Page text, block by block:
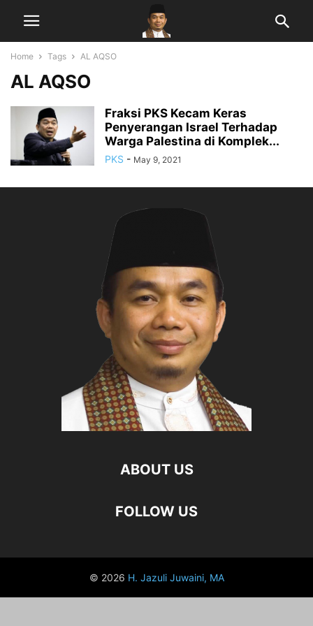
Home Tags AL AQSO
AL AQSO
Fraksi PKS Kecam Keras
Penyerangan Israel Terhadap
Warga Palestina di Komplek...
PKS - May 9, 2021
ABOUT US
FOLLOW US
© 2026 H. Jazuli Juwaini, MA